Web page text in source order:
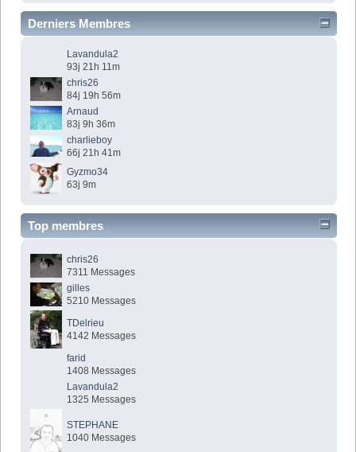
Derniers Membres
Lavandula2
93j 21h 11m
chris26
84j 19h 56m
Arnaud
83j 9h 36m
charlieboy
66j 21h 41m
Gyzmo34
63j 9m
Top membres
chris26
7311 Messages
gilles
5210 Messages
TDelrieu
4142 Messages
farid
1408 Messages
Lavandula2
1325 Messages
STEPHANE
1040 Messages